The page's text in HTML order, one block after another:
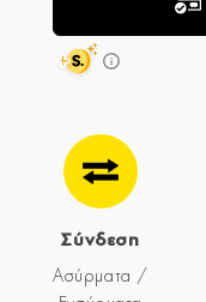
Σύνδεση
Ασύρματα /